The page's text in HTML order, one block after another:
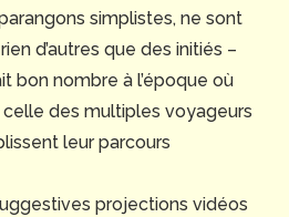
simplistes, ne sont
d’autres que des initiés –
bon nombre à l’époque où
celle des multiples voyageurs
leur parcours
projections vidéos